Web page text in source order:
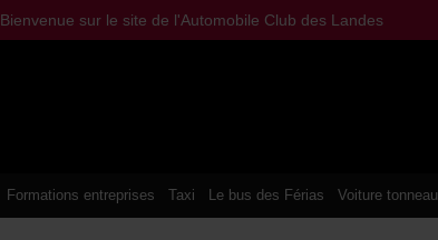
Bienvenue sur le site de l'Automobile Club des Landes
Formations entreprises Taxi Le bus des Férias Voiture tonneau